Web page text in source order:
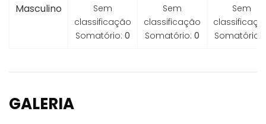
Masculino
Sem
classificação
Somatório: 0
Sem
classificação
Somatório: 0
Sem
Somatório:
GALERIA